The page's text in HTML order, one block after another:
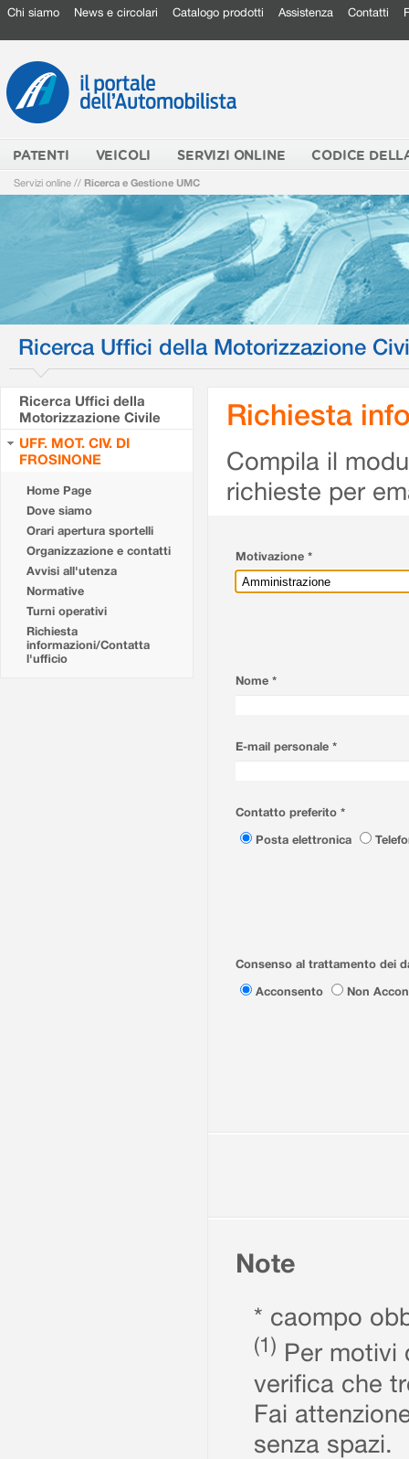
Chi siamo News e circolari Catalogo prodotti Assistenza Contatti
PATENTI VEICOLI SERVIZI ONLINE CODICE
Servizi online // Ricerca e Gestione UMC
Ricerca Uffici della Motorizzazione
Ricerca Uffici della
Motorizzazione Civile
UFF. MOT. CIV. DI
FROSINONE
Home Page
Dove siamo
Orari apertura sportelli
Organizzazione e contatti
Avvisi all'utenza
Normative
Turni operativi
Richiesta
informazioni/Contatta
l'ufficio
Richiesta
Compila il
richieste per
Motivazione *
Nome *
E-mail personale *
Contatto preferito *
Posta elettronica
Consenso al trattamento dei
Acconsento
Non
Note
* caompo
(1) Per motivi
verifica che
Fai
senza spazi.